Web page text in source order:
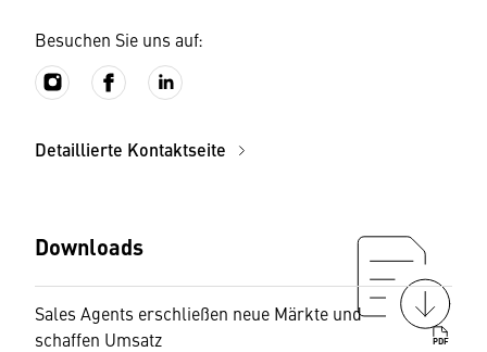
Besuchen Sie uns auf:
Detaillierte Kontaktseite
Downloads
Sales Agents erschließen neue Märkte und
schaffen Umsatz
PDF